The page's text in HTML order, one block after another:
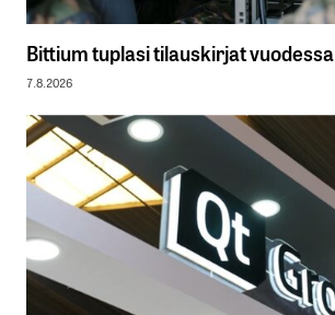
Bittium tuplasi tilauskirjat vuodessa
7.8.2026